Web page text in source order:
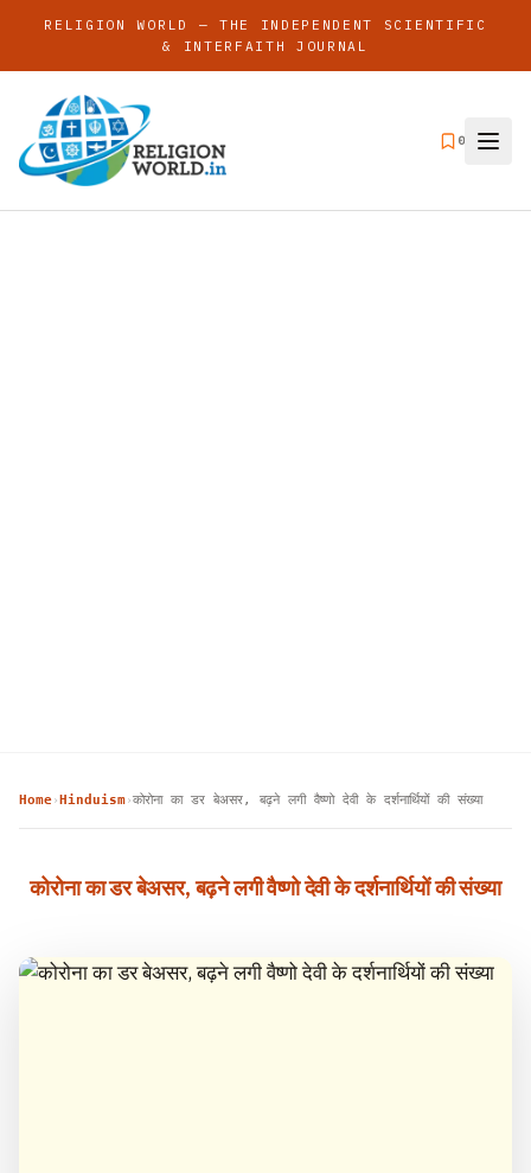
RELIGION WORLD — THE INDEPENDENT SCIENTIFIC
& INTERFAITH JOURNAL
0
Home› Hinduism›कोरोना का डर बेअसर, बढ़ने लगी वैष्णो देवी के दर्शनार्थियों की संख्या
कोरोना का डर बेअसर, बढ़ने लगी वैष्णो देवी के दर्शनार्थियों की संख्या